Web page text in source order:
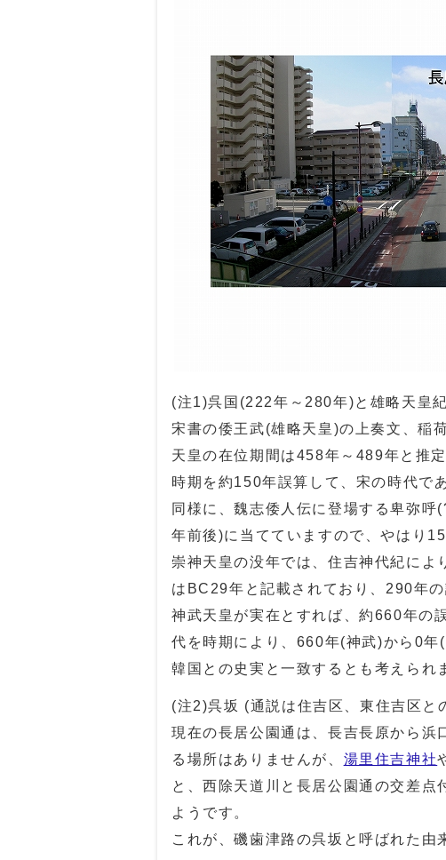
(注1)呉国(222年～280年)と雄略天皇紀
宋書の倭王武(雄略天皇)の上奏文、稲
天皇の在位期間は458年～489年と推
時期を約150年誤算して、宋の時代で
同様に、魏志倭人伝に登場する卑弥
年前後)に当てていますので、やはり
崇神天皇の没年では、住吉神代紀に
はBC29年と記載されており、290年の
神武天皇が実在とすれば、約660年の
代を時期により、660年(神武)から0
韓国との史実と一致するとも考えられ
(注2)呉坂 (通説は住吉区、東住吉区と
現在の長居公園通は、長吉長原から浜
る場所はありませんが、 湯里住吉神社
と、西除天道川と長居公園通の交差点
ようです。
これが、磯歯津路の呉坂と呼ばれた由